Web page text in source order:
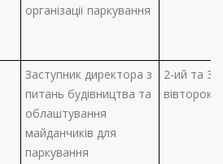
організації паркування
Заступник директора з
питань будівництва та
облаштування
майданчиків для
паркування
2-ий та 3-
вівторок